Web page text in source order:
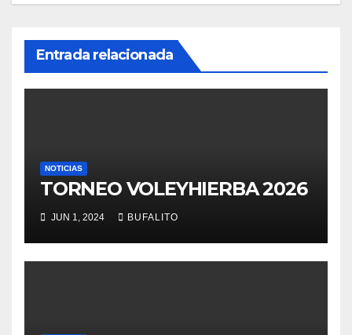
Entrada relacionada
NOTICIAS
TORNEO VOLEYHIERBA 2026
JUN 1, 2024 BUFALITO